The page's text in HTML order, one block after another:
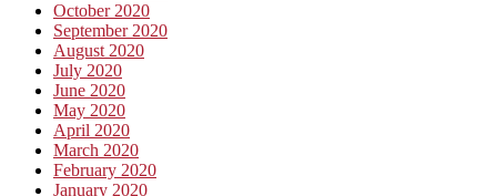
October 2020
September 2020
August 2020
July 2020
June 2020
May 2020
April 2020
March 2020
February 2020
January 2020